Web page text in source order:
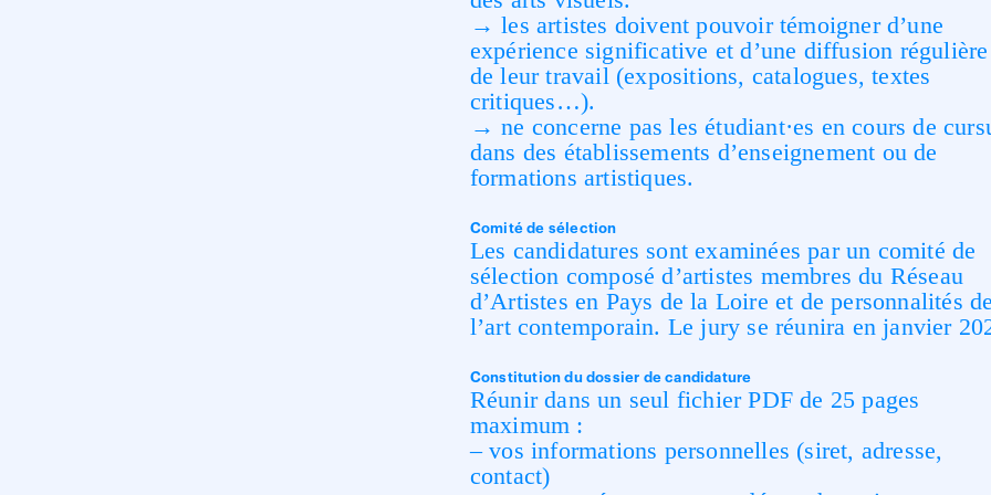
→ les artistes doivent pouvoir témoigner d’une
expérience significative et d’une diffusion régulière
de leur travail (expositions, catalogues, textes
critiques…).
→ ne concerne pas les étudiant·es en cours de
dans des établissements d’enseignement ou de
formations artistiques.
Comité de sélection
Les candidatures sont examinées par un comité de
sélection composé d’artistes membres du Réseau
d’Artistes en Pays de la Loire et de personnalités de
l’art contemporain. Le jury se réunira en janvier
Constitution du dossier de candidature
Réunir dans un seul fichier PDF de 25 pages
maximum :
– vos informations personnelles (siret, adresse,
contact)